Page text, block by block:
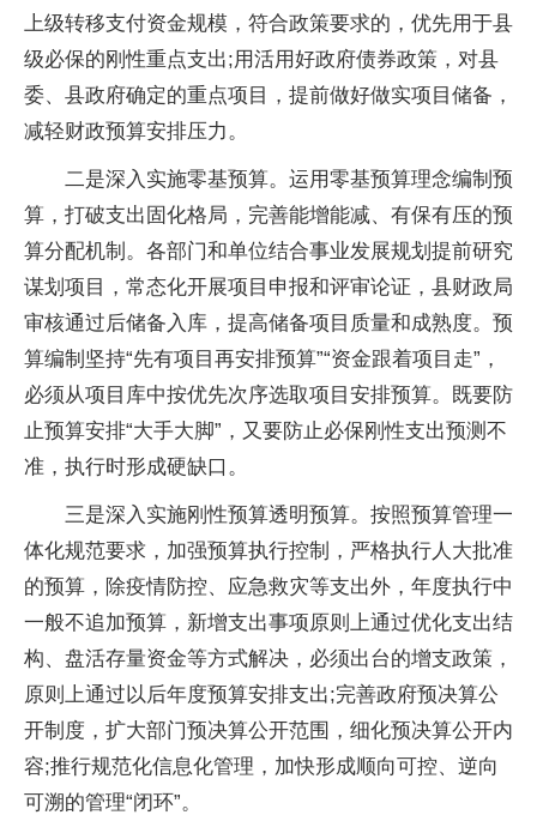
上级转移支付资金规模，符合政策要求的，优先用于县
级必保的刚性重点支出;用活用好政府债券政策，对县
委、县政府确定的重点项目，提前做好做实项目储备，
减轻财政预算安排压力。
二是深入实施零基预算。运用零基预算理念编制预
算，打破支出固化格局，完善能增能减、有保有压的预
算分配机制。各部门和单位结合事业发展规划提前研究
谋划项目，常态化开展项目申报和评审论证，县财政局
审核通过后储备入库，提高储备项目质量和成熟度。预
算编制坚持“先有项目再安排预算”“资金跟着项目走”，
必须从项目库中按优先次序选取项目安排预算。既要防
止预算安排“大手大脚”，又要防止必保刚性支出预测不
准，执行时形成硬缺口。
三是深入实施刚性预算透明预算。按照预算管理一
体化规范要求，加强预算执行控制，严格执行人大批准
的预算，除疫情防控、应急救灾等支出外，年度执行中
一般不追加预算，新增支出事项原则上通过优化支出结
构、盘活存量资金等方式解决，必须出台的增支政策，
原则上通过以后年度预算安排支出;完善政府预决算公
开制度，扩大部门预决算公开范围，细化预决算公开内
容;推行规范化信息化管理，加快形成顺向可控、逆向
可溯的管理“闭环”。